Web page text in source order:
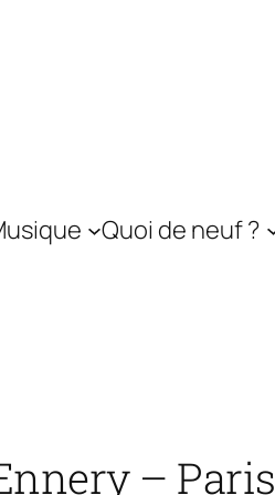
Quoi de neuf ?
– Paris